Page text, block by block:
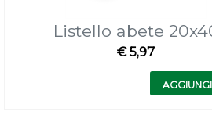
Listello abete
€ 5,97
Quantità
AGGIUNGI